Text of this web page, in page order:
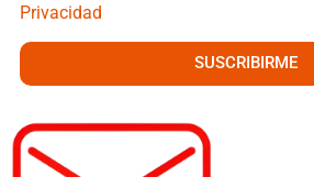
Privacidad
SUSCRIBIRME